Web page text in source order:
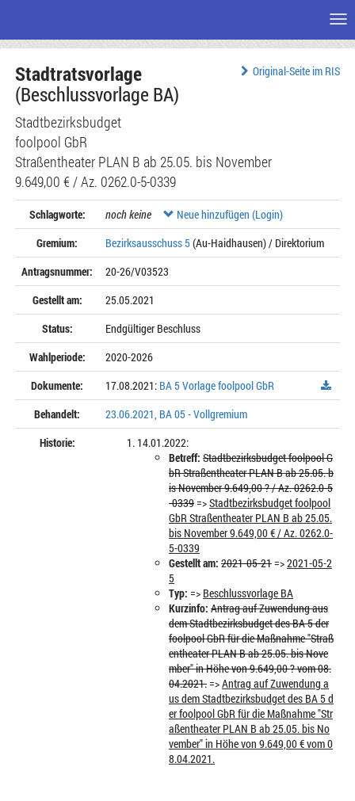
Seiteninhalt
Original-Seite im RIS
Stadtratsvorlage
(Beschlussvorlage BA)
Stadtbezirksbudget
foolpool GbR
Straßentheater PLAN B ab 25.05. bis November
9.649,00 € / Az. 0262.0-5-0339
Schlagworte: noch keine
Neue hinzufügen (Login)
Gremium:
Bezirksausschuss 5(Au-Haidhausen) / Direktorium
Antragsnummer:
20-26/V03523
Gestellt am:
25.05.2021
Status:
Endgültiger Beschluss
Wahlperiode:
2020-2026
Dokumente:
17.08.2021: BA 5 Vorlage foolpool GbR
Behandelt:
23.06.2021, BA 05 - Vollgremium
Historie:
14.01.2022:
Betreff: Stadtbezirksbudget foolpool G
bR Straßentheater PLAN B ab 25.05. b
is November 9.649,00 ? / Az. 0262.0-5
-0339=>Stadtbezirksbudget foolpool
GbR Straßentheater PLAN B ab 25.05.
bis November 9.649,00 € / Az. 0262.0-
5-0339
Gestellt am: 2021-05-21=>2021-05-2
5
Typ: => Beschlussvorlage BA
Kurzinfo: Antrag auf Zuwendung aus
dem Stadtbezirksbudget des BA 5 der
foolpool GbR für die Maßnahme "Straß
entheater PLAN B ab 25.05. bis Nove
mber" in Höhe von 9.649,00 ? vom 08.
04.2021.=>Antrag auf Zuwendung a
us dem Stadtbezirksbudget des BA 5 d
er foolpool GbR für die Maßnahme "Str
aßentheater PLAN B ab 25.05. bis No
vember" in Höhe von 9.649,00 € vom 0
8.04.2021.